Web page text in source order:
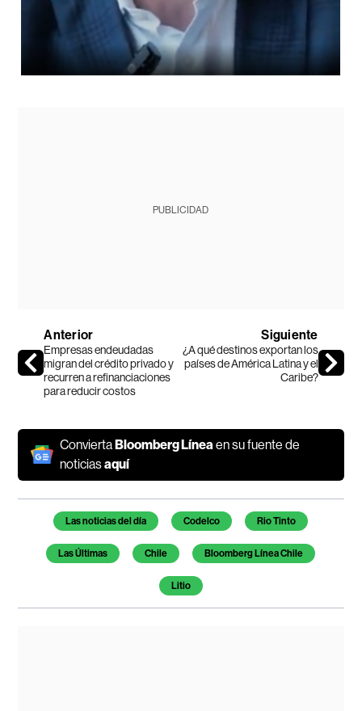
PUBLICIDAD
Anterior
Empresas endeudadas
migran del crédito privado y
recurren a refinanciaciones
para reducir costos
Siguiente
¿A qué destinos exportan los
países de América Latina y el
Caribe?
ConviertaBloomberg Línea en su fuente de
noticiasaquí
Temas de este artículo
Las noticias del día Codelco Rio Tinto
Las Últimas Chile Bloomberg Línea Chile
Litio